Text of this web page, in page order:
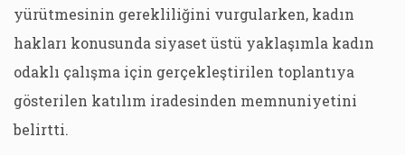
yürütmesinin gerekliliğini vurgularken, kadın
hakları konusunda siyaset üstü yaklaşımla kadın
odaklı çalışma için gerçekleştirilen toplantıya
gösterilen katılım iradesinden memnuniyetini
belirtti.